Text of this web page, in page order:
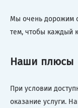
Мы очень дорожим
тем, чтобы каждый
Наши плюсы
При условии
оказание услуги.